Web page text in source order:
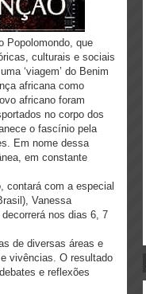
Popolomondo, que
culturais e sociais
‘viagem’ do Benim
africana como
africano foram
no corpo dos
o fascínio pela
Em nome dessa
em constante
contará com a especial
Vanessa
nos dias 6, 7
de diversas áreas e
vivências. O resultado
e reflexões